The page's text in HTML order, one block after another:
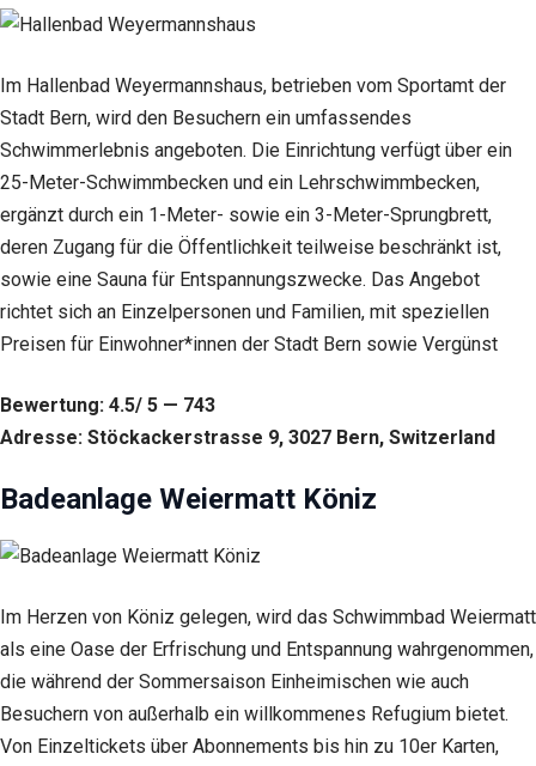
Im Hallenbad Weyermannshaus, betrieben vom Sportamt der
Stadt Bern, wird den Besuchern ein umfassendes
Schwimmerlebnis angeboten. Die Einrichtung verfügt über ein
25-Meter-Schwimmbecken und ein Lehrschwimmbecken,
ergänzt durch ein 1-Meter- sowie ein 3-Meter-Sprungbrett,
deren Zugang für die Öffentlichkeit teilweise beschränkt ist,
sowie eine Sauna für Entspannungszwecke. Das Angebot
richtet sich an Einzelpersonen und Familien, mit speziellen
Preisen für Einwohner*innen der Stadt Bern sowie Vergünst
Bewertung: 4.5/ 5 — 743
Adresse: Stöckackerstrasse 9, 3027 Bern, Switzerland
Badeanlage Weiermatt Köniz
Im Herzen von Köniz gelegen, wird das Schwimmbad Weiermatt
als eine Oase der Erfrischung und Entspannung wahrgenommen,
die während der Sommersaison Einheimischen wie auch
Besuchern von außerhalb ein willkommenes Refugium bietet.
Von Einzeltickets über Abonnements bis hin zu 10er Karten,